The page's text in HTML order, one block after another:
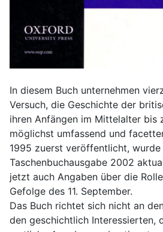
In diesem Buch unternehmen
Versuch, die Geschichte der
ihren Anfängen im Mittelalter bis
möglichst umfassend und
1995 zuerst veröffentlicht, wurde
Taschenbuchausgabe 2002
jetzt auch Angaben über die
Gefolge des 11. September.
Das Buch richtet sich nicht an
den geschichtlich Interessierten,